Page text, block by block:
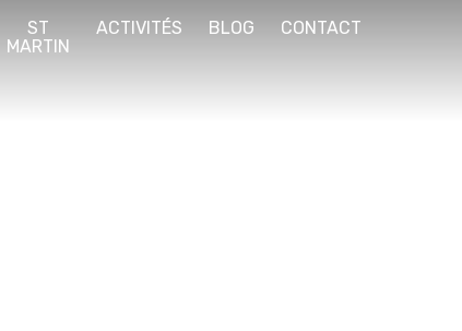
ST
MARTIN
ACTIVITÉS BLOG CONTACT